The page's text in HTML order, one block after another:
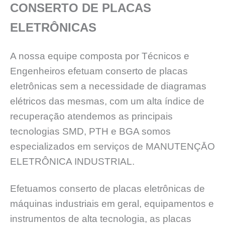
CONSERTO DE PLACAS
ELETRÔNICAS
A nossa equipe composta por Técnicos e
Engenheiros efetuam conserto de placas
eletrônicas sem a necessidade de diagramas
elétricos das mesmas, com um alta índice de
recuperação atendemos as principais
tecnologias SMD, PTH e BGA somos
especializados em serviços de MANUTENÇĀO
ELETRÔNICA INDUSTRIAL.
Efetuamos conserto de placas eletrônicas de
máquinas industriais em geral, equipamentos e
instrumentos de alta tecnologia, as placas